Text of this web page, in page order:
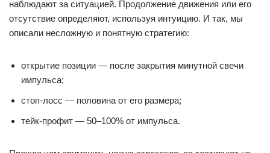
наблюдают за ситуацией. Продолжение движения или его
отсутствие определяют, используя интуицию. И так, мы
описали несложную и понятную стратегию:
открытие позиции — после закрытия минутной свечи
импульса;
стоп-лосс — половина от его размера;
тейк-профит — 50–100% от импульса.